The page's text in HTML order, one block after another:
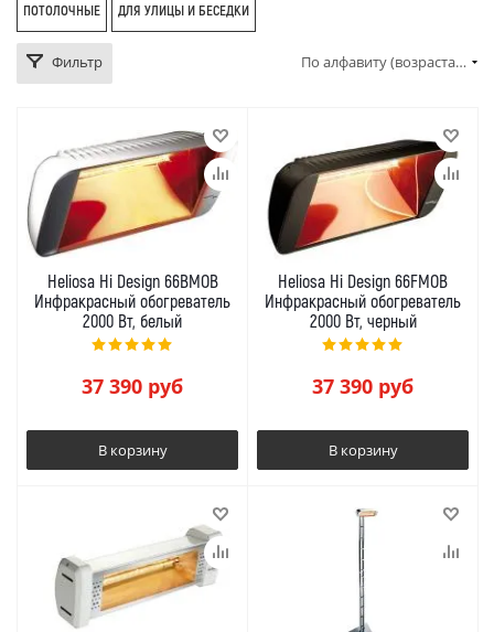
ПОТОЛОЧНЫЕ ДЛЯ УЛИЦЫ И БЕСЕДКИ
Фильтр По алфавиту (возрастание)
Heliosa Hi Design 66BMOB
Инфракрасный обогреватель
2000 Вт, белый
37 390 руб
В корзину
Heliosa Hi Design 66FMOB
Инфракрасный обогреватель
2000 Вт, черный
37 390 руб
В корзину